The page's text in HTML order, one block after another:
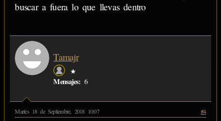
buscar a fuera lo que llevas dentro
Tamajr
★
Mensajes: 6
Martes 18 de Septiembre, 2018 10:07 #4